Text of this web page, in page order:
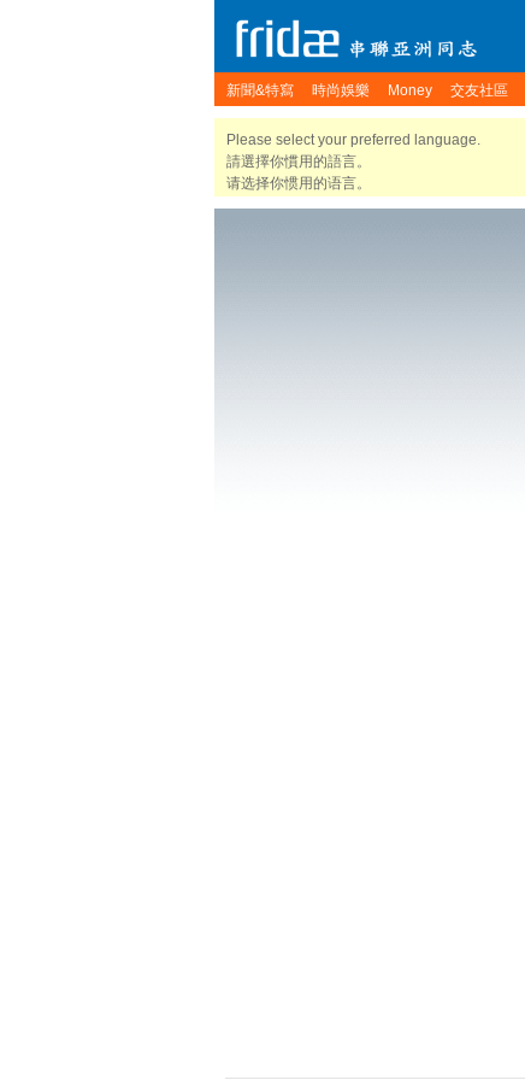
新聞&特寫 時尚娛樂 Money 交友社區
Please select your preferred language.
請選擇你慣用的語言。
请选择你惯用的语言。